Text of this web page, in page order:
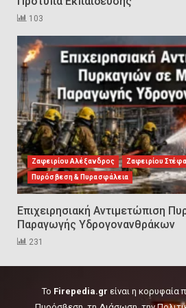
6
Εκπαιδεύουμε
εκπαιδεύσουμε
αλλάξουμε
7
Sprinklers: Ο
άγγελος» πάνω
μας
Η ελαφρότητα
Technical
103
Ζαφειρίου Αλέξανδρος Ζαφειρίου
Πυρόσβεση & Πυρασφάλεια
Επιχειρησιακή Αντιμετώπιση
Παραγωγής Υδρογονανθράκων
231
To Firepedia.gr είναι η κορυφαία